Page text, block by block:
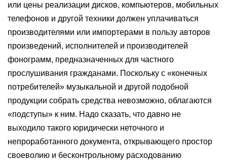
или цены реализации дисков, компьютеров, мобильных
телефонов и другой техники должен уплачиваться
производителями или импортерами в пользу авторов
произведений, исполнителей и производителей
фонограмм, предназначенных для частного
прослушивания гражданами. Поскольку с «конечных
потребителей» музыкальной и другой подобной
продукции собрать средства невозможно, облагаются
«подступы» к ним. Надо сказать, что давно не
выходило такого юридически неточного и
непроработанного документа, открывающего простор
своеволию и бесконтрольному расходованию